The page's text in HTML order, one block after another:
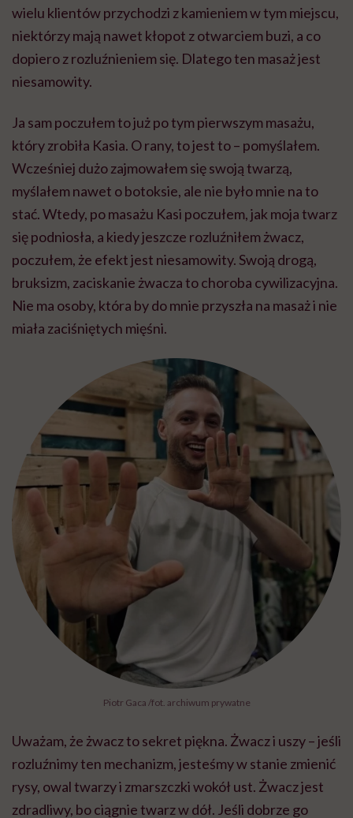
wielu klientów przychodzi z kamieniem w tym miejscu,
niektórzy mają nawet kłopot z otwarciem buzi, a co
dopiero z rozluźnieniem się. Dlatego ten masaż jest
niesamowity.
Ja sam poczułem to już po tym pierwszym masażu,
który zrobiła Kasia. O rany, to jest to – pomyślałem.
Wcześniej dużo zajmowałem się swoją twarzą,
myślałem nawet o botoksie, ale nie było mnie na to
stać. Wtedy, po masażu Kasi poczułem, jak moja twarz
się podniosła, a kiedy jeszcze rozluźniłem żwacz,
poczułem, że efekt jest niesamowity. Swoją drogą,
bruksizm, zaciskanie żwacza to choroba cywilizacyjna.
Nie ma osoby, która by do mnie przyszła na masaż i nie
miała zaciśniętych mięśni.
Piotr Gaca /fot. archiwum prywatne
Uważam, że żwacz to sekret piękna. Żwacz i uszy – jeśli
rozluźnimy ten mechanizm, jesteśmy w stanie zmienić
rysy, owal twarzy i zmarszczki wokół ust. Żwacz jest
zdradliwy, bo ciągnie twarz w dół. Jeśli dobrze go